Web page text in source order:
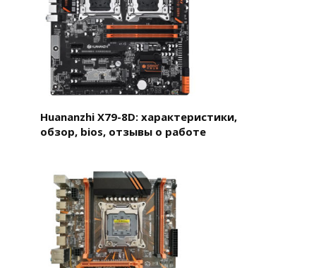
Huananzhi X79-8D: характеристики,
обзор, bios, отзывы о работе